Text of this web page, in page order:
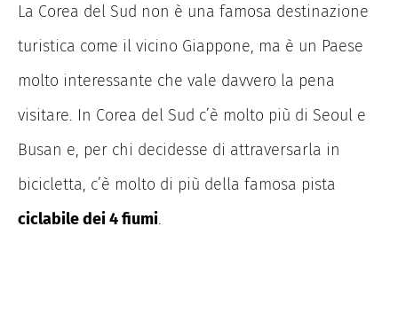
La Corea del Sud non è una famosa destinazione
turistica come il vicino Giappone, ma è un Paese
molto interessante che vale davvero la pena
visitare. In Corea del Sud c’è molto più di Seoul e
Busan e, per chi decidesse di attraversarla in
bicicletta, c’è molto di più della famosa pista
ciclabile dei 4 fiumi.